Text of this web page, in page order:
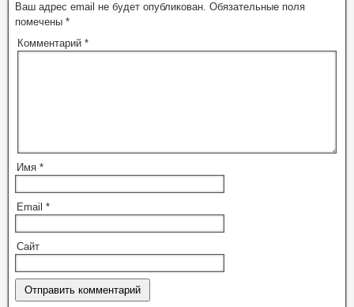
Ваш адрес email не будет опубликован. Обязательные поля
помечены *
Комментарий *
Имя *
Email *
Сайт